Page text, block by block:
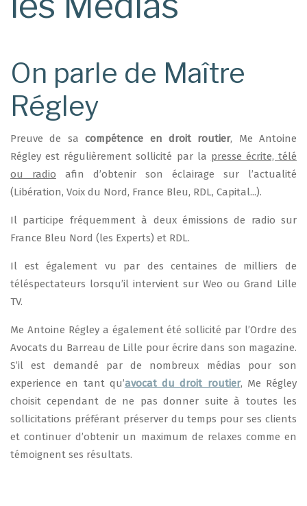
On parle de Maître
Régley
Preuve de sacompétence en droit routier, Me Antoine
Régley est régulièrement sollicité par la presse écrite, télé
ou radio afin d’obtenir son éclairage sur l’actualité
(Libération, Voix du Nord, France Bleu, RDL, Capital...).
Il participe fréquemment à deux émissions de radio sur
France Bleu Nord (les Experts) et RDL.
Il est également vu par des centaines de milliers de
téléspectateurs lorsqu’il intervient sur Weo ou Grand Lille
TV.
Me Antoine Régley a également été sollicité par l’Ordre des
Avocats du Barreau de Lille pour écrire dans son magazine.
S’il est demandé par de nombreux médias pour son
experience en tant qu’avocat du droit routier, Me Régley
choisit cependant de ne pas donner suite à toutes les
sollicitations préférant préserver du temps pour ses clients
et continuer d’obtenir un maximum de relaxes comme en
témoignent ses résultats.